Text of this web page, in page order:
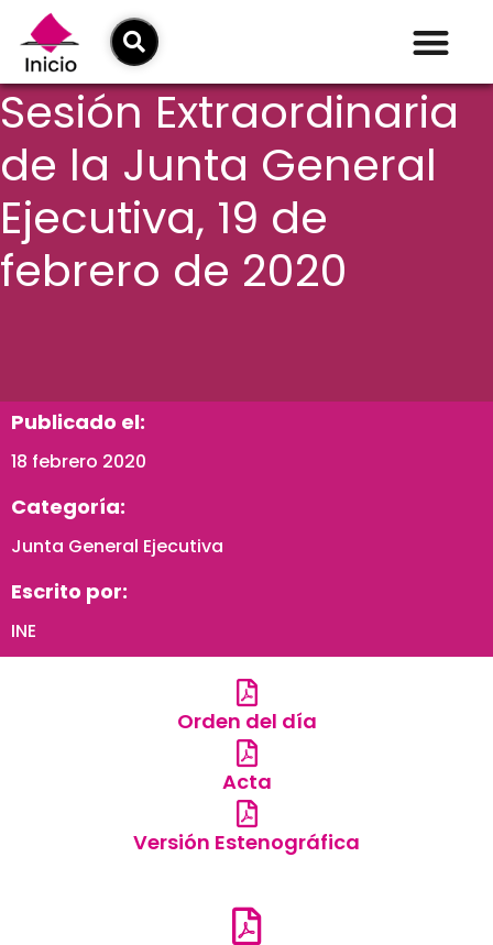
Sesión Extraordinaria
de la Junta General
Ejecutiva, 19 de
febrero de 2020
Publicado el:
18 febrero 2020
Categoría:
Junta General Ejecutiva
Escrito por:
INE
Orden del día
Acta
Versión Estenográfica